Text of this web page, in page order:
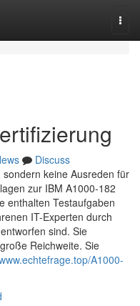
Discuss
keine Ausreden für
zur IBM A1000-182
enthalten Testaufgaben
IT-Experten durch
sind. Sie
Reichweite. Sie
A1000-